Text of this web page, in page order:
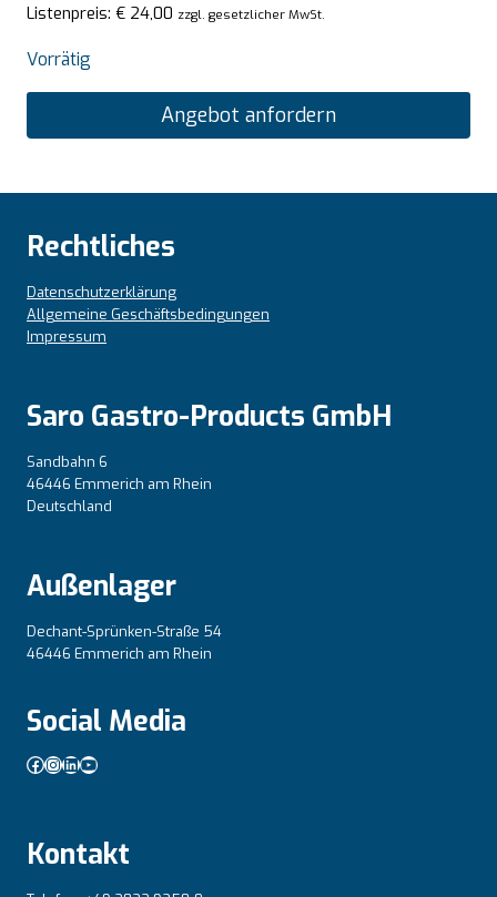
Listenpreis: € 24,00 zzgl. gesetzlicher MwSt.
Vorrätig
Angebot anfordern
Rechtliches
Datenschutzerklärung
Allgemeine Geschäftsbedingungen
Impressum
Saro Gastro-Products GmbH
Sandbahn 6
46446 Emmerich am Rhein
Deutschland
Außenlager
Dechant-Sprünken-Straße 54
46446 Emmerich am Rhein
Social Media
Facebook
Instagram
LinkedIn
YouTube
Kontakt